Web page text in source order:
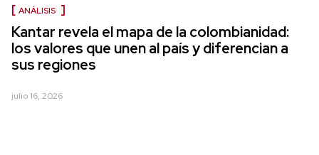
ANÁLISIS
Kantar revela el mapa de la colombianidad:
los valores que unen al país y diferencian a
sus regiones
julio 16, 2026